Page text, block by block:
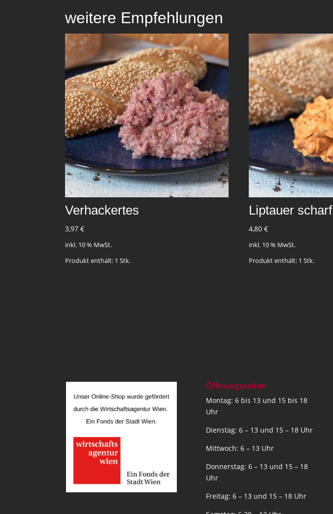
weitere Empfehlungen
Verhackertes
3,97 €
inkl. 10 % MwSt.
Produkt enthält: 1 Stk.
Liptauer scharf
4,80€
inkl. 10 % MwSt.
Produkt enthält: 1Stk.
Öffnungszeiten
Montag: 6 bis 13 und 15 bis 18
Uhr
Dienstag: 6 – 13 und 15 – 18 Uhr
Mittwoch: 6 – 13 Uhr
Donnerstag: 6 – 13 und 15 – 18
Uhr
Freitag: 6 – 13 und 15 – 18 Uhr